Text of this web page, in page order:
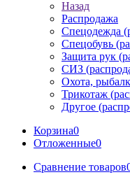
Назад
Распродажа
Спецодежда
Спецобувь
Защита рук
СИЗ
Охота,
Трикотаж
Другое
Корзина0
Отложенные0
Сравнение товаров